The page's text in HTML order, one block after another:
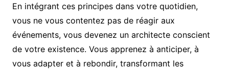
En intégrant ces principes dans votre quotidien,
vous ne vous contentez pas de réagir aux
événements, vous devenez un architecte conscient
de votre existence. Vous apprenez à anticiper, à
vous adapter et à rebondir, transformant les